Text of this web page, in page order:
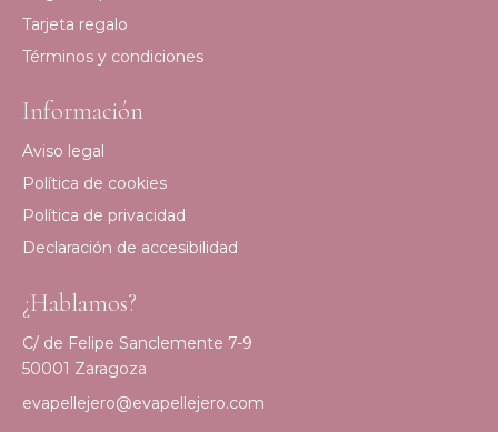
Tarjeta regalo
Términos y condiciones
Información
Aviso legal
Política de cookies
Política de privacidad
Declaración de accesibilidad
¿Hablamos?
C/ de Felipe Sanclemente 7-9
50001 Zaragoza
evapellejero@evapellejero.com